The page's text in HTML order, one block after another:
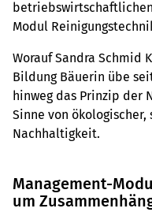
Modul
Worauf Sandra Schmid
Bildung Bäuerin übe
hinweg das Prinzip der
Sinne von
Nachhaltigkeit.
Management-
um